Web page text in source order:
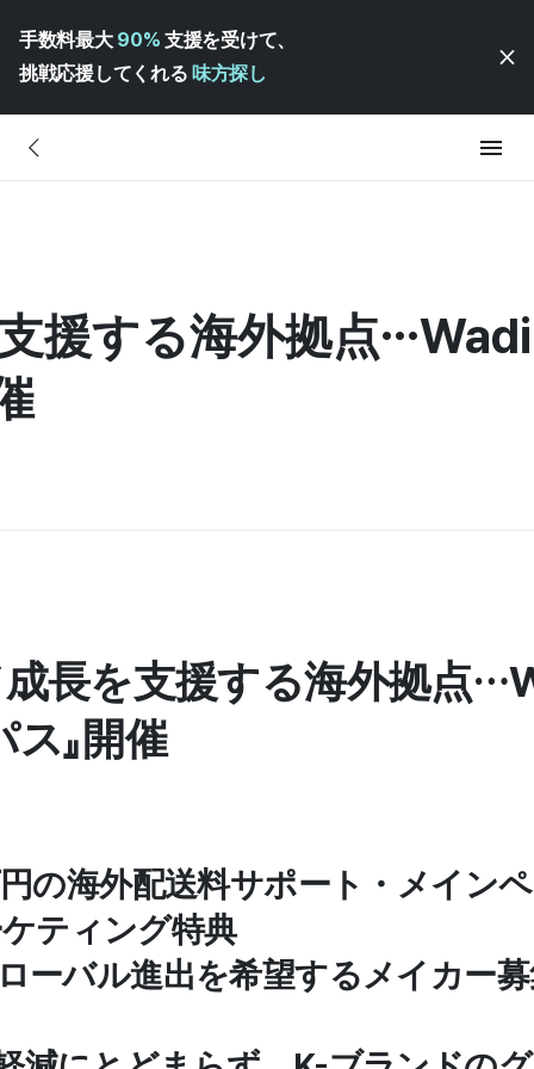
手数料最大 90% 支援を受けて、
挑戦応援してくれる 味方探し
援する海外拠点
長を支援する海外拠点
』開催
の海外配送料サポート・メイン
ティング特典
ーバル進出を希望するメイカー